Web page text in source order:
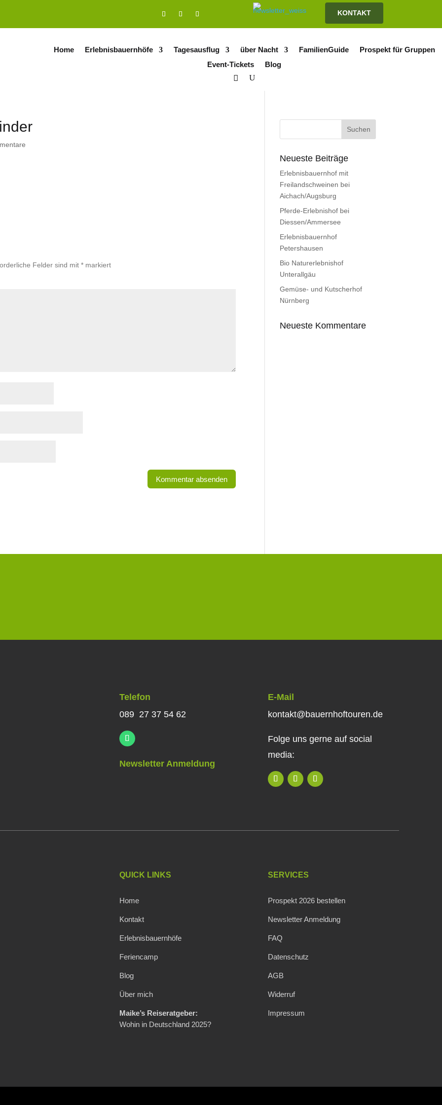
KONTAKT
Home Erlebnisbauernhöfe Tagesausflug über Nacht FamilienGuide
Prospekt für Gruppen
Event-Tickets
Blog
Felder sind mit* markiert
Neueste Beiträge
Erlebnisbauernhof mit
Freilandschweinen bei
Aichach/Augsburg
Pferde-Erlebnishof bei
Diessen/Ammersee
Erlebnisbauernhof
Petershausen
Bio Naturerlebnishof
Unterallgäu
Gemüse- und Kutscherhof
Nürnberg
Neueste Kommentare
Telefon
089 27 37 54 62
Newsletter Anmeldung
E-Mail
kontakt@bauernhoftouren.de
Folge uns gerne auf social
media:
QUICK LINKS
Home
Kontakt
Erlebnisbauernhöfe
Feriencamp
Blog
Über mich
Maike’s Reiseratgeber:
Wohin in Deutschland 2025?
SERVICES
Prospekt 2026 bestellen
Newsletter Anmeldung
FAQ
Datenschutz
AGB
Widerruf
Impressum